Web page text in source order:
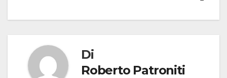
Di
Roberto Patroniti